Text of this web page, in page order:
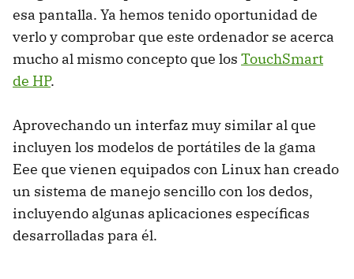
esa pantalla. Ya hemos tenido oportunidad de
verlo y comprobar que este ordenador se acerca
mucho al mismo concepto que los TouchSmart
de HP.
Aprovechando un interfaz muy similar al que
incluyen los modelos de portátiles de la gama
Eee que vienen equipados con Linux han creado
un sistema de manejo sencillo con los dedos,
incluyendo algunas aplicaciones específicas
desarrolladas para él.